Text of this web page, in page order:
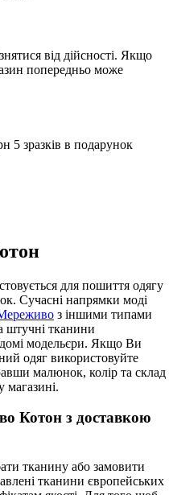
від дійсності. Якщо
попередньо може
5 зразків в подарунок
для пошиття одягу
Сучасні напрямки моді
з іншими типами
штучні тканини
модельєри. Якщо Ви
одяг використовуйте
малюнок, колір та склад
магазині.
Котон з доставкою
тканину або замовити
тканини європейських